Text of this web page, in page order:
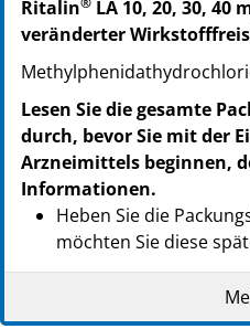
PZN: 08822167
NTIN: 04150088221678
PZN: 18337668
PPN: 111833766871
NTIN: 04150183376686
Ritalin
LA 10, 20, 30, 40
veränderter
Lesen Sie die gesamte
durch, bevor Sie mit der
Arzneimittels beginnen,
Informationen.
Heben Sie die
möchten Sie diese
Wenn Sie weitere
an Ihren Arzt oder